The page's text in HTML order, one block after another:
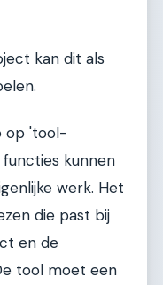
kan dit als
op 'tool-
kunnen
werk. Het
die past bij
en de
tool moet een